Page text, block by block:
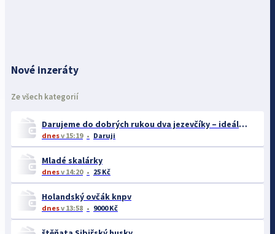
Nové inzeráty
Ze všech kategorií
Darujeme do dobrých rukou dva jezevčíky – ideálně společně
dnesv 15:19 Daruji
Mladé skalárky
dnesv 14:20 25 Kč
Holandský ovčák knpv
dnesv 13:58 9000 Kč